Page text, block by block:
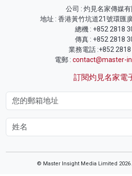
公司 : 灼見名家傳媒有
地址 : 香港黃竹坑道21號環匯
總機 : +852 2818
傳真 : +852 2818
業務電話 :+852
電郵 : contact@master-
訂閱灼見名家電
© Master Insight Media Limited